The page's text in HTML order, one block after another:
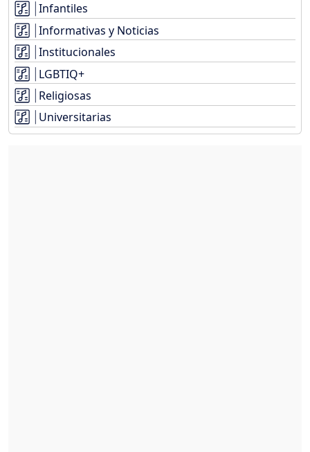
Infantiles
Informativas y Noticias
Institucionales
LGBTIQ+
Religiosas
Universitarias